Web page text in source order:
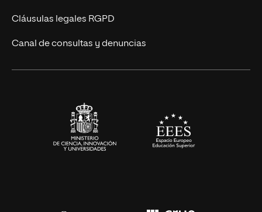
UNIR Revista
Eventos
Cláusulas legales RGPD
Canal de consultas y denuncias